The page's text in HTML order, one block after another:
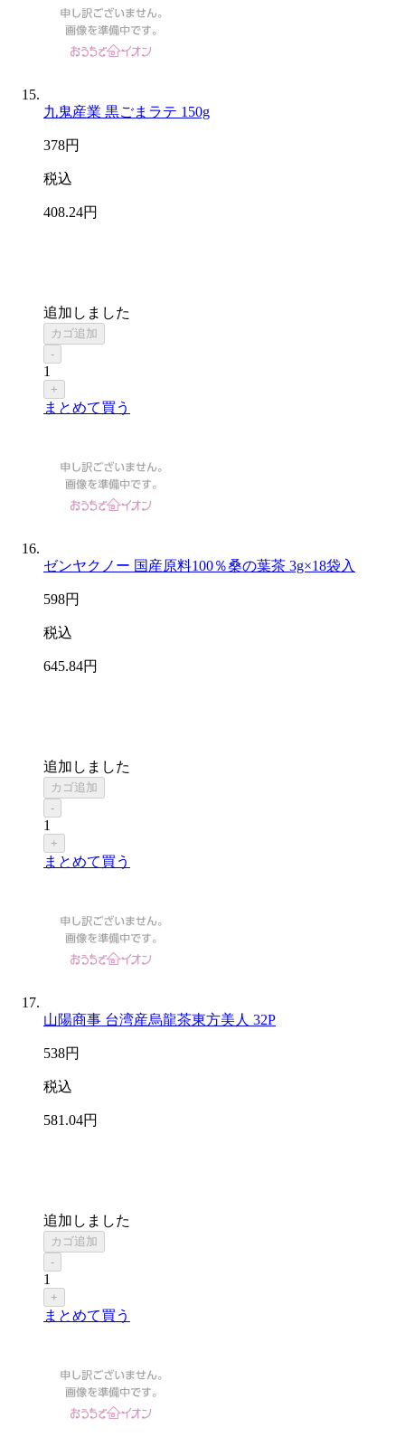
九鬼産業 黒ごまラテ 150g
378円
税込
408.24円
追加しました
カゴ追加
-
1
+
まとめて買う
ゼンヤクノー 国産原料100％桑の葉茶 3g×18袋入
598円
税込
645.84円
追加しました
カゴ追加
-
1
+
まとめて買う
山陽商事 台湾産烏龍茶東方美人 32P
538円
税込
581 .04円
追加しました
カゴ追加
-
1
+
まとめて買う